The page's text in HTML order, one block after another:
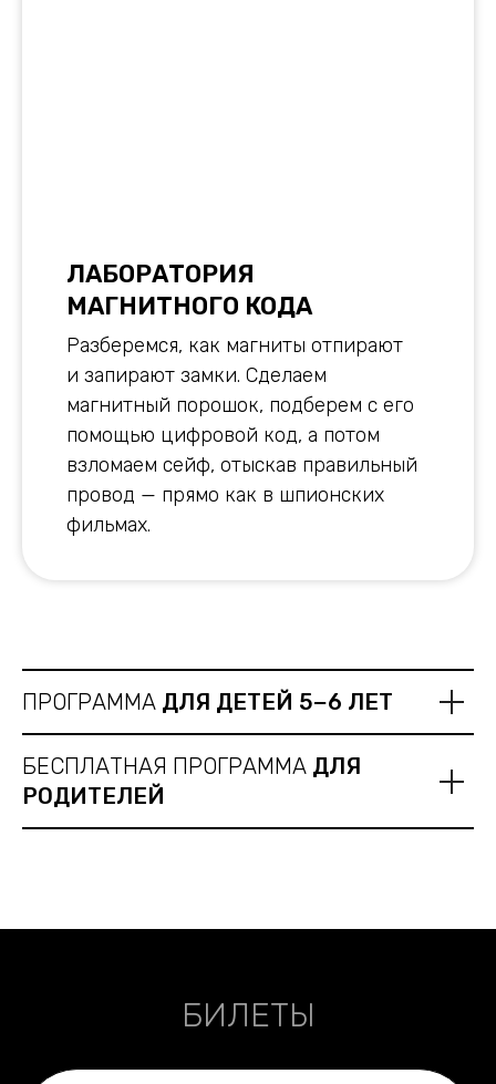
ЛАБОРАТОРИЯ
МАГНИТНОГО КОДА
Разберемся, как магниты отпирают
и запирают замки. Сделаем
магнитный порошок, подберем с его
помощью цифровой код, а потом
взломаем сейф, отыскав правильный
провод — прямо как в шпионских
фильмах.
ПРОГРАММА ДЛЯ ДЕТЕЙ 5−6 ЛЕТ
БЕСПЛАТНАЯ ПРОГРАММА ДЛЯ
РОДИТЕЛЕЙ
БИЛЕТЫ